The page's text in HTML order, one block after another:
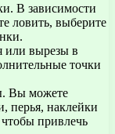
В зависимости
ловить, выберите
или вырезы в
точки
Вы можете
перья, наклейки
привлечь